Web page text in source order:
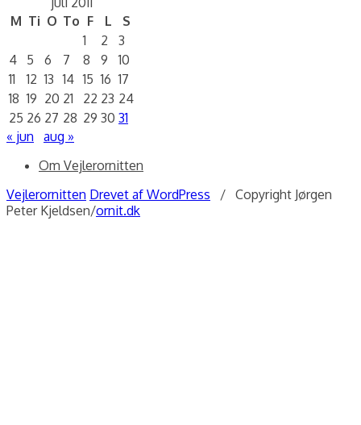
M Ti O To F L
S
1
2
3
4
5 6 7 8 9
10
11
12 13 14 15 16 17
18 19 20 21 22 23 24
25 26 27 28 29 30 31
« jun
aug »
Om Vejlerornitten
Vejlerornitten Drevet af WordPress / Copyright Jørgen
Peter Kjeldsen/ornit.dk